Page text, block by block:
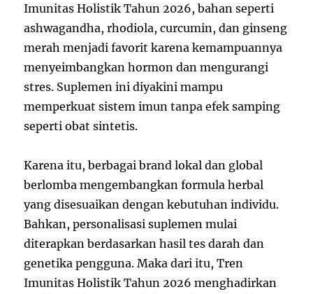
Imunitas Holistik Tahun 2026, bahan seperti
ashwagandha, rhodiola, curcumin, dan ginseng
merah menjadi favorit karena kemampuannya
menyeimbangkan hormon dan mengurangi
stres. Suplemen ini diyakini mampu
memperkuat sistem imun tanpa efek samping
seperti obat sintetis.
Karena itu, berbagai brand lokal dan global
berlomba mengembangkan formula herbal
yang disesuaikan dengan kebutuhan individu.
Bahkan, personalisasi suplemen mulai
diterapkan berdasarkan hasil tes darah dan
genetika pengguna. Maka dari itu, Tren
Imunitas Holistik Tahun 2026 menghadirkan